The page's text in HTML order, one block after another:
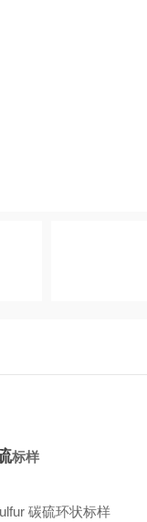
标样
碳硫环状标样